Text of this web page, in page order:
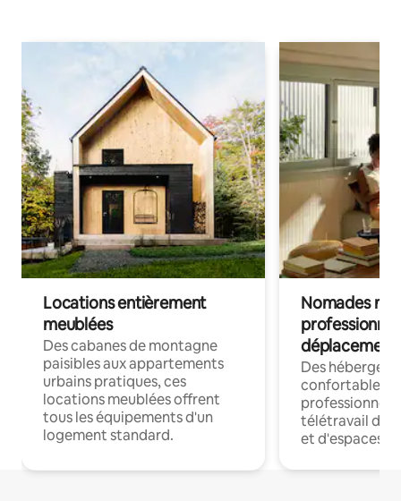
Locations entièrement
meublées
Des cabanes de montagne
paisibles aux appartements
urbains pratiques, ces
locations meublées offrent
tous les équipements d'un
logement standard.
Nomades
déplacement
Des
confortables
professionnels
télétravail
et d'espaces